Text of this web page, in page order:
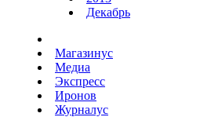
Декабрь
Магазинус
Медиа
Экспресс
Иронов
Журналус